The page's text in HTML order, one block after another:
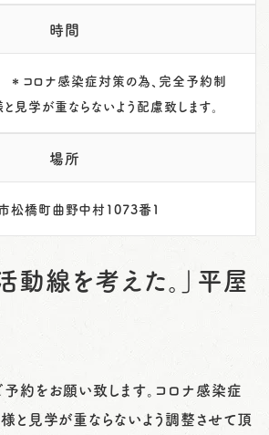
時間
ロナ感染症対策の為、完全予約制
と見学が重ならないよう配慮致します。
場所
松橋町曲野中村1073番１
動線を考えた。」平屋
約をお願い致します。コロナ感染症
と見学が重ならないよう調整させて頂